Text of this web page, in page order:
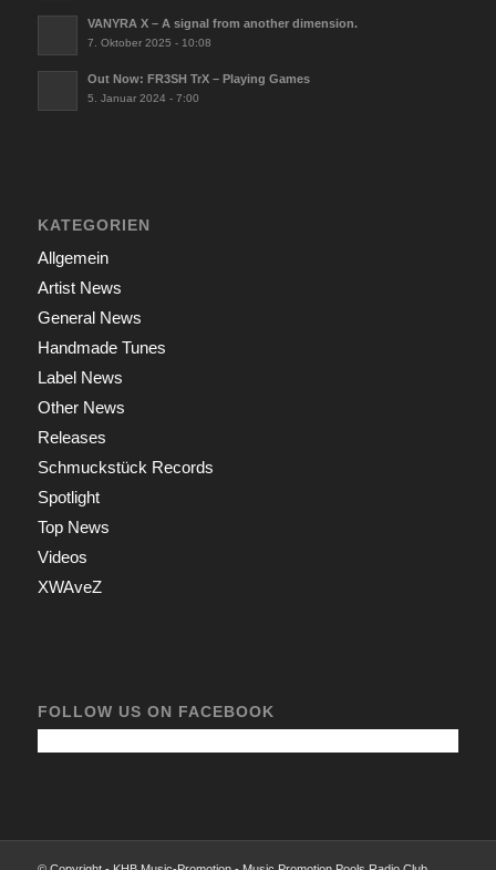
VANYRA X – A signal from another dimension.
7. Oktober 2025 - 10:08
Out Now: FR3SH TrX – Playing Games
5. Januar 2024 - 7:00
KATEGORIEN
Allgemein
Artist News
General News
Handmade Tunes
Label News
Other News
Releases
Schmuckstück Records
Spotlight
Top News
Videos
XWAveZ
FOLLOW US ON FACEBOOK